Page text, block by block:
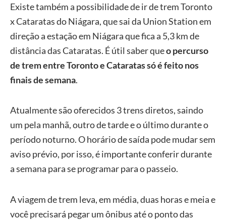
Existe também a possibilidade de ir de trem Toronto
x Cataratas do Niágara, que sai da Union Station em
direção a estação em Niágara que fica a 5,3 km de
distância das Cataratas. É útil saber queo percurso
de trem entre Toronto e Cataratas só é feito nos
finais de semana.
Atualmente são oferecidos 3 trens diretos, saindo
um pela manhã, outro de tarde e o último durante o
período noturno. O horário de saída pode mudar sem
aviso prévio, por isso, é importante conferir durante
a semana para se programar para o passeio.
A viagem de trem leva, em média, duas horas e meia e
você precisará pegar um ônibus até o ponto das